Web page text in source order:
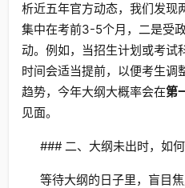
析近五年官方动态，我们发现
集中在考前3-5个月，二是受
动。例如，当招生计划或考试
时间会适当提前，以便考生调
趋势，今年大纲大概率会在第
见面。
### 二、大纲未出时，如何
等待大纲的日子里，盲目